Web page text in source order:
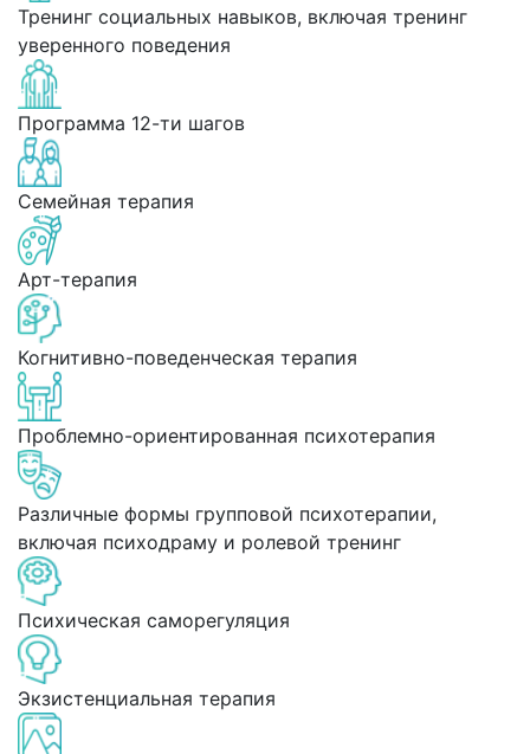
Тренинг социальных навыков, включая тренинг
уверенного поведения
Программа 12-ти шагов
Семейная терапия
Арт-терапия
Когнитивно-поведенческая терапия
Проблемно-ориентированная психотерапия
Различные формы групповой психотерапии,
включая психодраму и ролевой тренинг
Психическая саморегуляция
Экзистенциальная терапия